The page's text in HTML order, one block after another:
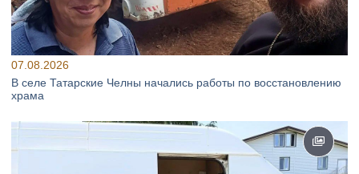
07.08.2026
В селе Татарские Челны начались работы по восстановлению
храма